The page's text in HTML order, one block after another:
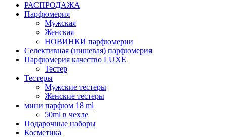
РАСПРОДАЖА
Парфюмерия
Мужская
Женская
НОВИНКИ парфюмерии
Селективная (нишевая) парфюмерия
Парфюмерия качество LUXE
Тестер
Тестеры
Мужские тестеры
Женские тестеры
мини парфюм 18 ml
50ml в чехле
Подарочные наборы
Косметика